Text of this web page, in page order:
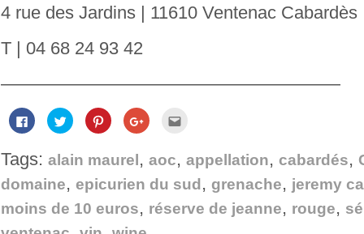
4 rue des Jardins | 11610 Ventenac Cabardès
T | 04 68 24 93 42
———————————————————
Cliquez
pour
partager
Facebook(ouvre
dans
une
nouvelle
Cliquez
pour
partager
Twitter(ouvre
dans
nouvelle
fenêtre)
Cliquez
pour
partager
Pinterest(ouvre
dans
nouvelle
Cliquez
pour
Google+
(ouvre
dans
une
fenêtre)
e-
mail
un
ami(ouvre
dans
une
Tags: alain maurel, aoc, appellation, cabardés,
domaine, epicurien du sud, grenache, jeremy
moins de 10 euros, réserve de jeanne, rouge,